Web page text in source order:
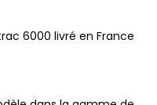
6000 livré en France